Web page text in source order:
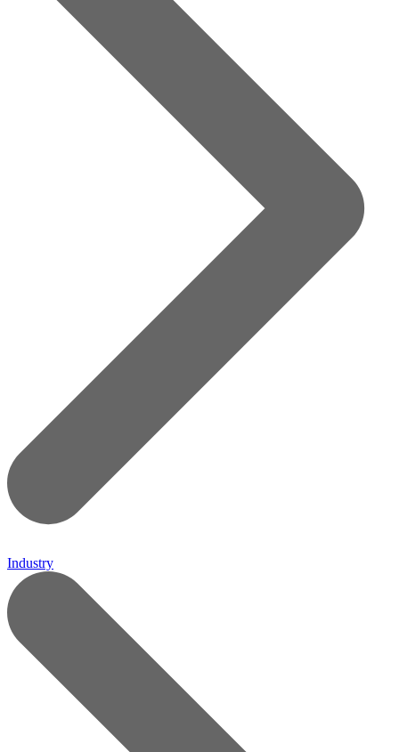
Industry